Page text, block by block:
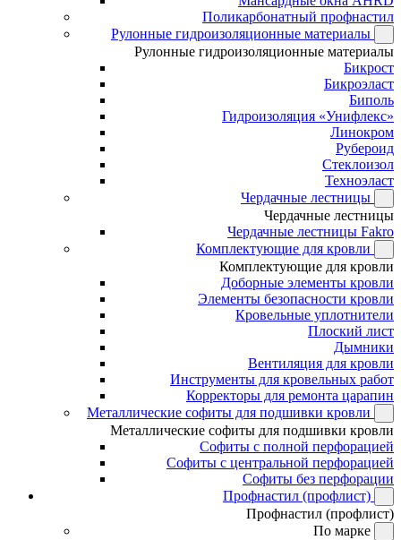
Поликарбонатный профнастил
Рулонные гидроизоляционные материалы
Рулонные гидроизоляционные материалы
Бикрост
Бикроэласт
Биполь
Гидроизоляция «Унифлекс»
Линокром
Рубероид
Стеклоизол
Техноэласт
Чердачные лестницы
Чердачные лестницы
Чердачные лестницы Fakro
Комплектующие для кровли
Комплектующие для кровли
Доборные элементы кровли
Элементы безопасности кровли
Кровельные уплотнители
Плоский лист
Дымники
Вентиляция для кровли
Инструменты для кровельных работ
Корректоры для ремонта царапин
Металлические софиты для подшивки кровли
Металлические софиты для подшивки кровли
Софиты с полной перфорацией
Софиты с центральной перфорацией
Софиты без перфорации
Профнастил (профлист)
Профнастил (профлист)
По марке